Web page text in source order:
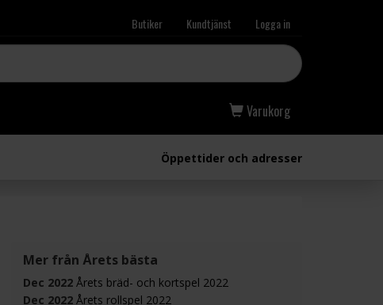
Butiker Kundtjänst Logga in
Varukorg
Öppettider och adresser
Mer från Årets bästa
Dec 2022 Årets bräd- och kortspel 2022
Dec 2022 Årets rollspel 2022